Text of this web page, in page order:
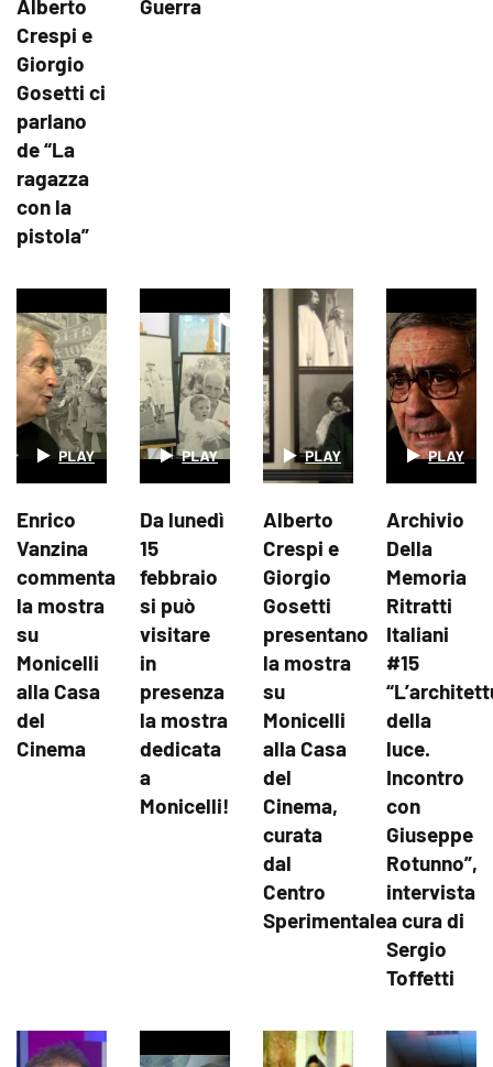
Alberto
Crespi e
Giorgio
Gosetti ci
parlano
de “La
ragazza
con la
pistola”
Guerra
Enrico
Vanzina
commenta
la mostra
su
Monicelli
alla Casa
del
Cinema
Da lunedì
15
febbraio
si può
visitare
in
presenza
la mostra
dedicata
a
Monicelli!
Alberto
Crespi e
Giorgio
Gosetti
presentano
la mostra
su
Monicelli
alla Casa
del
Cinema,
curata
dal
Centro
Sperimentale
Archivio
Della
Memoria
Ritratti
Italiani
#15
della
luce.
Incontro
con
Giuseppe
Rotunno”,
intervista
a cura di
Sergio
Toffetti